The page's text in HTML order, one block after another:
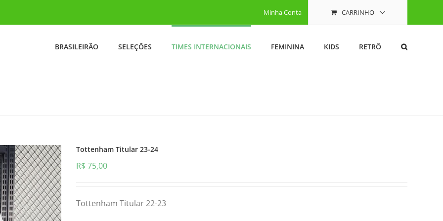
Minha Conta CARRINHO
BRASILEIRÃO SELEÇÕES TIMES INTERNACIONAIS FEMININA KIDS RETRÔ
Tottenham Titular 23-24
R$ 75,00
Tottenham Titular 22-23